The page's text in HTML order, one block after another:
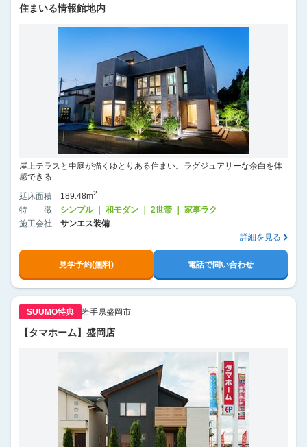
住まいる情報館地内
屋上テラスと中庭が描くゆとりある住まい。ラグジュアリーな余白を体
感できる
延床面積
189.48m2
特徴
シンプル ｜ 和モダン ｜ 2世帯 ｜ 家事ラク
施工会社
サンエス装備
詳細を見る
見学予約(無料) 電話で問い合わせ
SUUMO特典 岩手県盛岡市
【タマホーム】盛岡店